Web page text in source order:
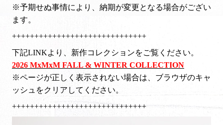
※予期せぬ事情により、納期が変更となる場合がござい
ます。
++++++++++++++++++++++++++++++
下記LINKより、新作コレクションをご覧ください。
2026 MxMxM FALL & WINTER COLLECTION
※ページが正しく表示されない場合は、ブラウザのキャ
ッシュをクリアしてください。
++++++++++++++++++++++++++++++